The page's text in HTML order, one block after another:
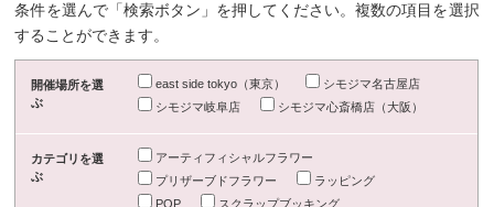
条件を選んで「検索ボタン」を押してください。複数の項目を選択
することができます。
開催場所を選
ぶ
east side tokyo（東京）
シモジマ名古屋店
シモジマ岐阜店
シモジマ心斎橋店（大阪）
カテゴリを選
ぶ
アーティフィシャルフラワー
プリザーブドフラワー
ラッピング
POP
スクラップブッキング